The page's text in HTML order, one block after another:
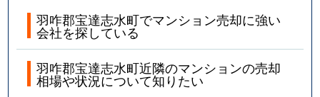
羽咋郡宝達志水町でマンション売却に強い
会社を探している
羽咋郡宝達志水町近隣のマンションの売却
相場や状況について知りたい